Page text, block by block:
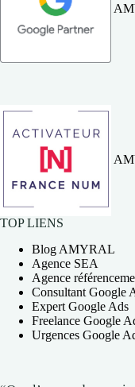
TOP LIENS
Blog AMYRAL
Agence SEA
Agence
Consultant Google
Expert Google Ads
Freelance Google
Urgences Google